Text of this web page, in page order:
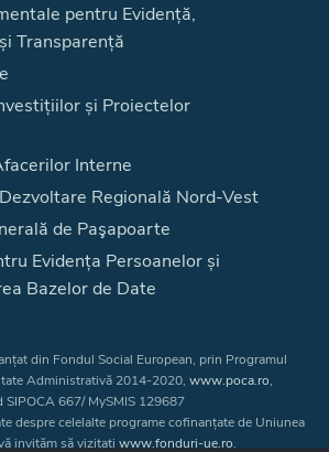
pentru Evidență,
Transparență
și Proiectelor
Interne
Regională Nord-Vest
de Paşapoarte
Evidența Persoanelor și
Bazelor de Date
din Fondul Social European, prin Programul
Administrativă 2014-2020, www.poca.ro,
SIPOCA 667/ MySMIS 129687
despre celelalte programe cofinanțate de Uniunea
invităm să vizitați www.fonduri-ue.ro.